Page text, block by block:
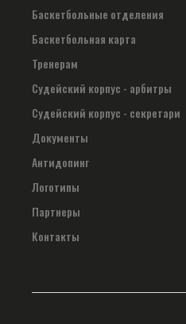
Баскетбольные отделения
Баскетбольная карта
Тренерам
Судейский корпус - арбитры
Судейский корпус - секретари
Документы
Антидопинг
Логотипы
Партнеры
Контакты